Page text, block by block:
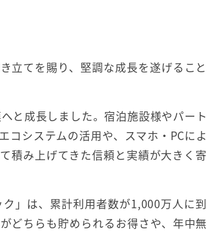
立てを賜り、堅調な成長を遂げるこ
と成長しました。宿泊施設様やパー
システムの活用や、スマホ・PCに
積み上げてきた信頼と実績が大きく
」は、累計利用者数が1,000万人に
どちらも貯められるお得さや、年中